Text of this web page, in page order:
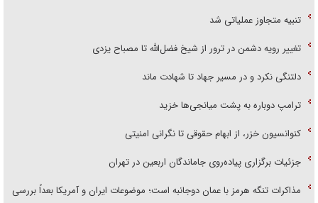
تنبیه متجاوز عملیاتی شد
تغییر رویه دشمن در ترور از شیخ فضل‌الله تا مصباح یزدی
دلتنگی نکرد و در مسیر جهاد تا شهادت ماند
ترامپ دوباره به پشت میانجی‌ها خزید
کنوانسیون خزر، از ابهام حقوقی تا نگرانی امنیتی
جزئیات برگزاری پیاده‌روی جاماندگان اربعین در تهران
مذاکرات تنگه هرمز با عمان دوجانبه است؛ موضوعات ایران و آمریکا بعداً بررسی